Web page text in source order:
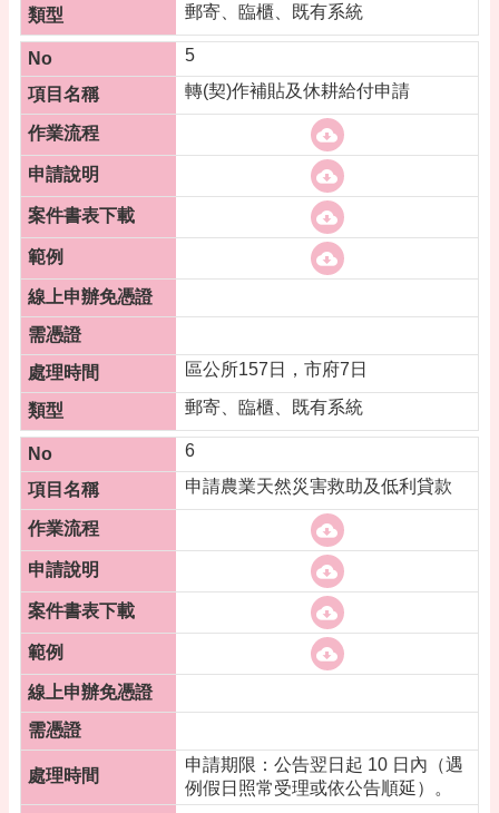
郵寄、臨櫃、既有系統
5
轉(契)作補貼及休耕給付申請
區公所157日，市府7日
郵寄、臨櫃、既有系統
6
申請農業天然災害救助及低利貸款
申請期限：公告翌日起 10 日內（遇
例假日照常受理或依公告順延）。